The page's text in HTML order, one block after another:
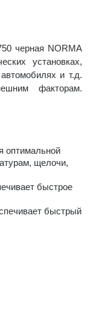
черная NORMA
установках,
и т.д.
факторам.
оптимальной
щелочи,
быстрое
быстрый